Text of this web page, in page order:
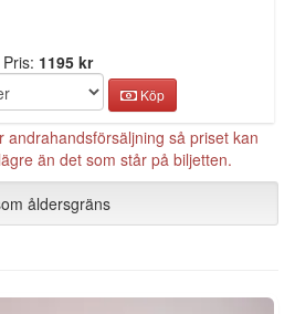
Pris: 1195 kr
Köp
andrahandsförsäljning så priset kan
än det som står på biljetten.
åldersgräns